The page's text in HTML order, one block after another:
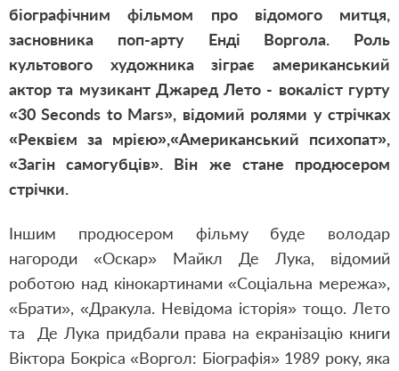
біографічним фільмом про відомого митця,
засновника поп-арту Енді Воргола. Роль
культового художника зіграє американський
актор та музикант Джаред Лето - вокаліст гурту
«30 Seconds to Mars», відомий ролями у стрічках
«Реквієм за мрією»,«Американський психопат»,
«Загін самогубців». Він же стане продюсером
стрічки.
Іншим продюсером фільму буде володар
нагороди «Оскар» Майкл Де Лука, відомий
роботою над кінокартинами «Соціальна мережа»,
«Брати», «Дракула. Невідома історія» тощо. Лето
та Де Лука придбали права на екранізацію книги
Віктора Бокріса «Воргол: Біографія» 1989 року, яка